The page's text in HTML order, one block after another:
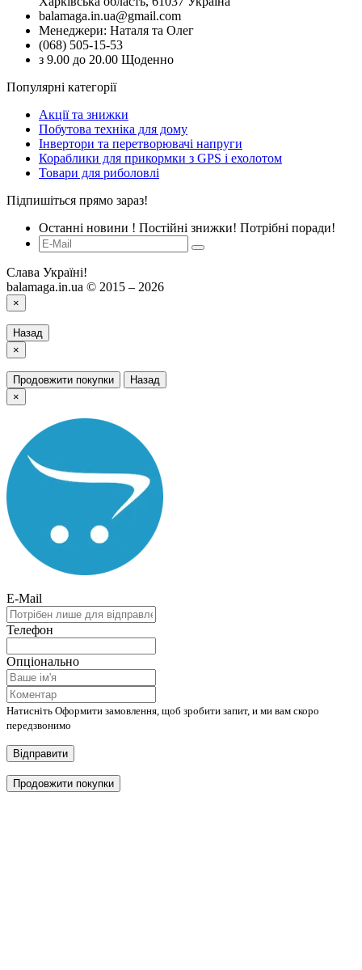
balamaga.in.ua@gmail.com
Менеджери: Наталя та Олег
(068) 505-15-53
з 9.00 до 20.00 Щоденно
Популярні категорії
Акції та знижки
Побутова техніка для дому
Інвертори та перетворювачі напруги
Кораблики для прикормки з GPS і ехолотом
Товари для риболовлі
Підпишіться прямо зараз!
Останні новини ! Постійні знижки! Потрібні поради!
Слава Україні!
balamaga.in.ua © 2015 – 2026
×
Назад
×
Продовжити покупки
Назад
×
E-Mail
Телефон
Опціонально
Натисніть Оформити замовлення, щоб зробити запит, и ми вам скоро
передзвонимо
Відправити
Продовжити покупки